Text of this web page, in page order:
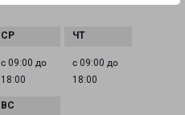
с 09:00 до
18:00
с 09:00 до
18:00